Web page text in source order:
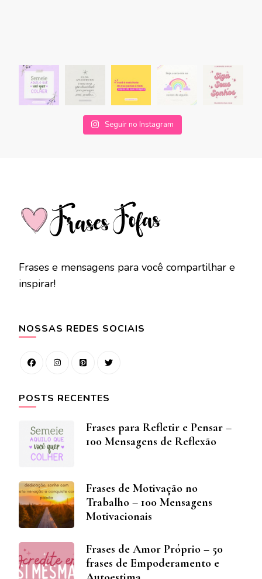
Seguir no Instagram
Frases e mensagens para você compartilhar e
inspirar!
NOSSAS REDES SOCIAIS
POSTS RECENTES
Frases para Refletir e Pensar –
100 Mensagens de Reflexão
Frases de Motivação no
Trabalho – 100 Mensagens
Motivacionais
Frases de Amor Próprio – 50
frases de Empoderamento e